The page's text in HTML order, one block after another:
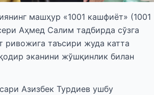
машҳур «1001 кашфиёт» (1001
Аҳмед Салим тадбирда сўзга
ривожига таъсири жуда катта
эканини жўшқинлик билан
Азизбек Турдиев ушбу